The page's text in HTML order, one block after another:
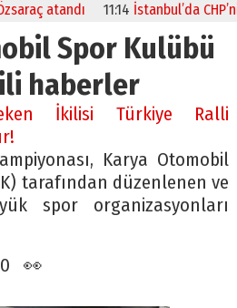
atandı 11:14 İstanbul’da CHP’nin
Spor Kulübü
haberler
İkilisi Türkiye Ralli
Karya Otomobil
tarafından düzenlenen ve
spor organizasyonları
0 👀